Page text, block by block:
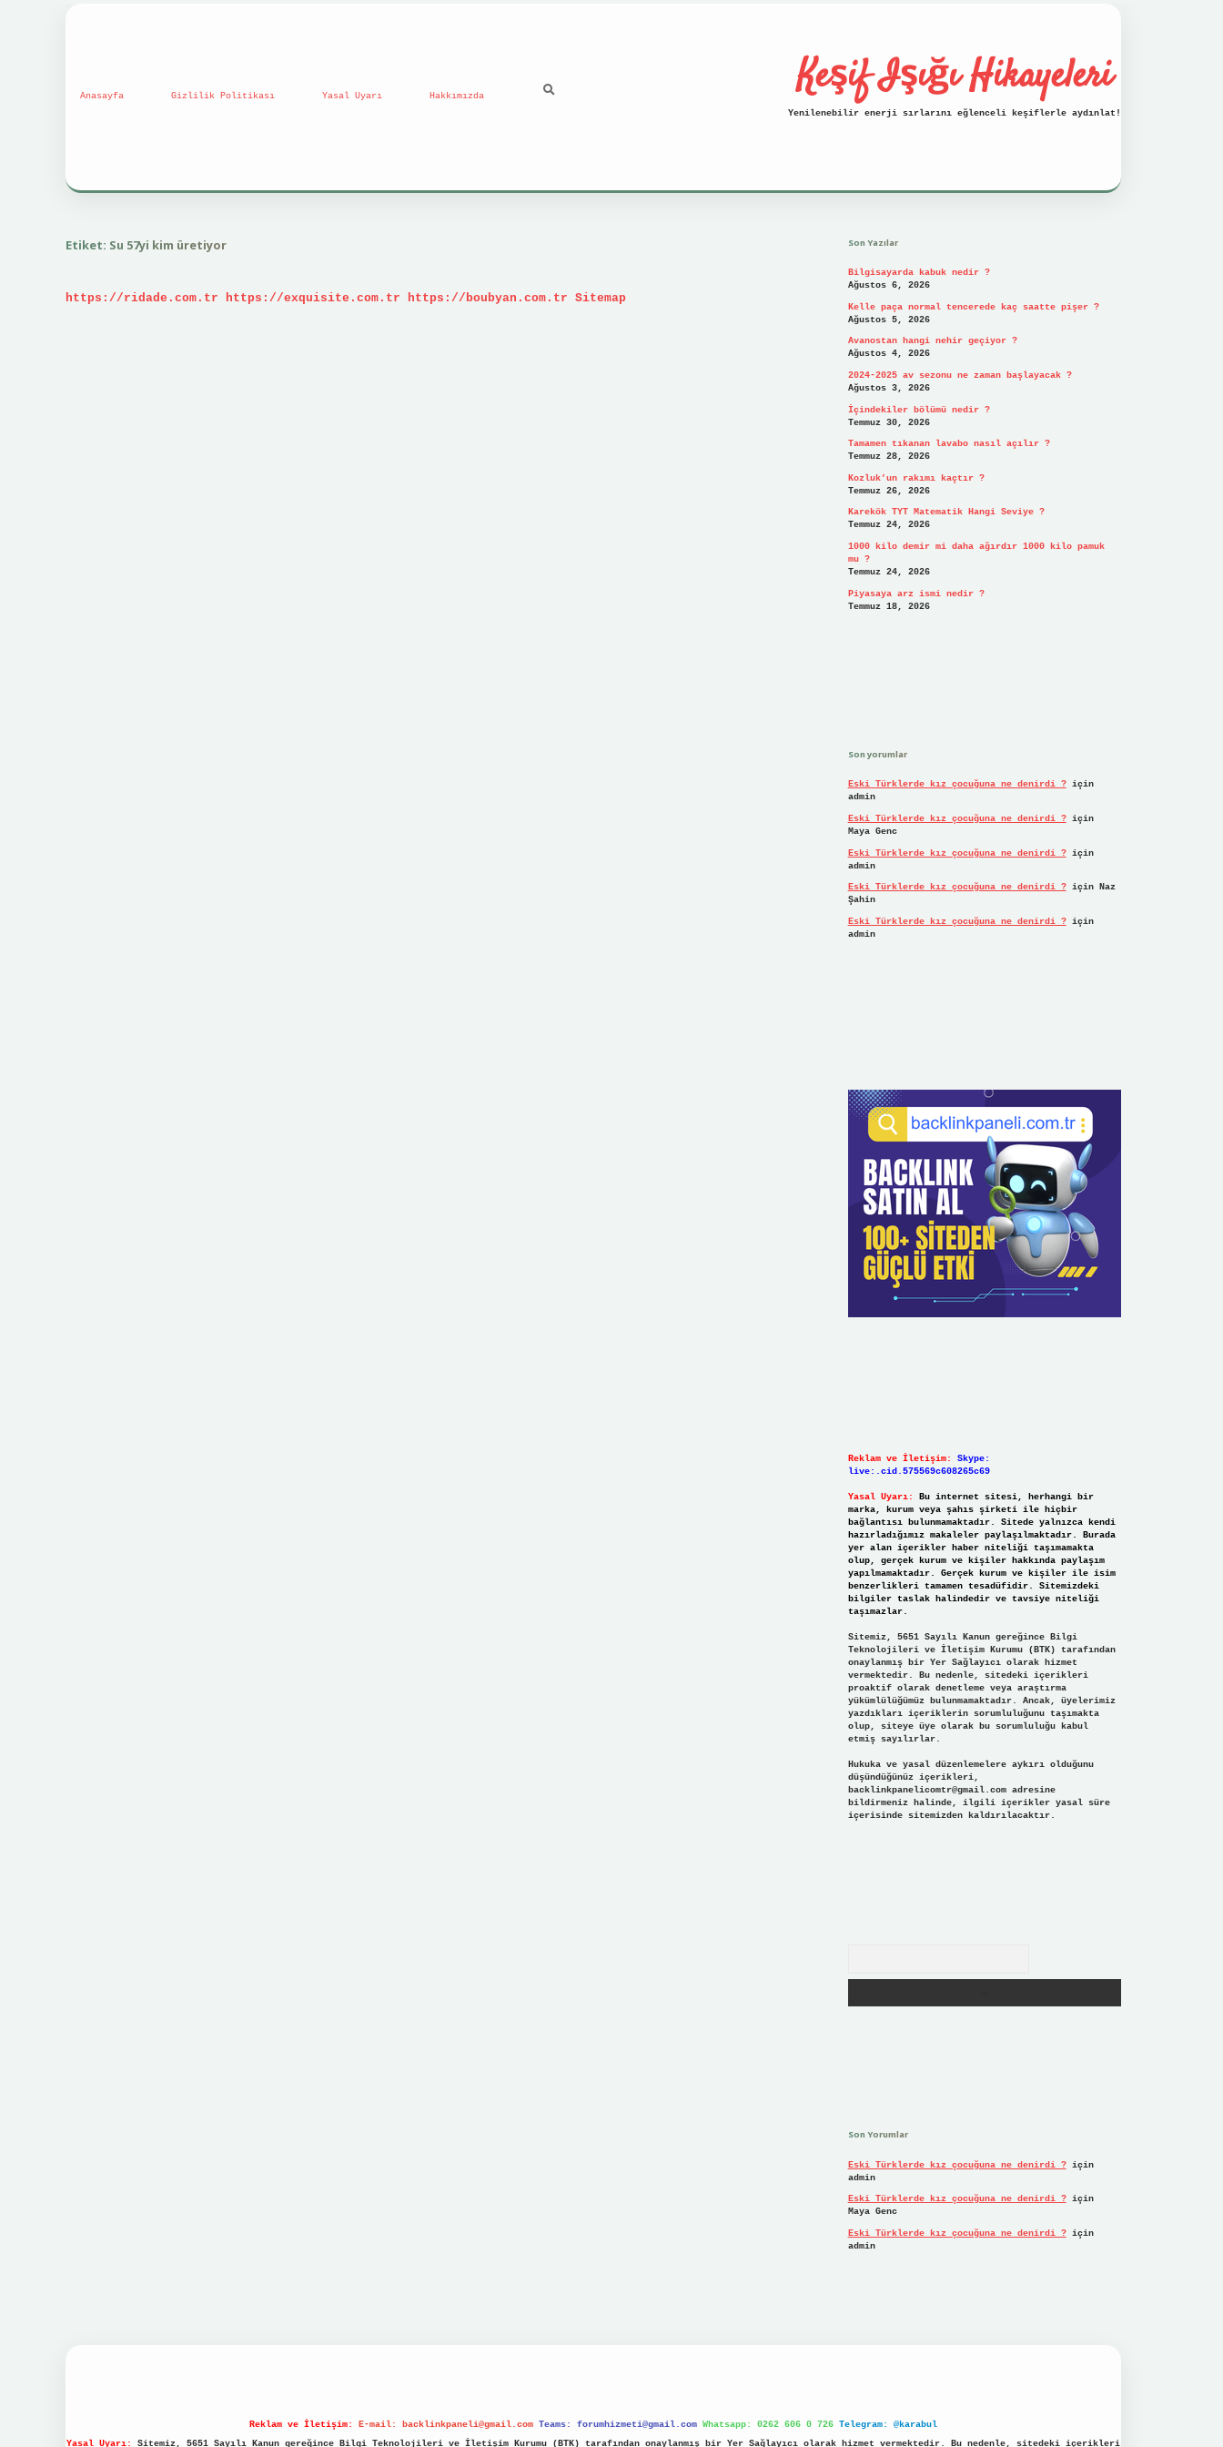
Anasayfa Gizlilik Politikası Yasal Uyarı Hakkımızda Keşif Işığı Hikayeleri
Yenilenebilir enerji sırlarını eğlenceli keşiflerle aydınlat!
Etiket: Su 57yi kim üretiyor
https://ridade.com.tr https://exquisite.com.tr https://boubyan.com.tr Sitemap
Son Yazılar
Bilgisayarda kabuk nedir ?
Ağustos 6, 2026
Kelle paça normal tencerede kaç saatte pişer ?
Ağustos 5, 2026
Avanostan hangi nehir geçiyor ?
Ağustos 4, 2026
2024-2025 av sezonu ne zaman başlayacak ?
Ağustos 3, 2026
İçindekiler bölümü nedir ?
Temmuz 30, 2026
Tamamen tıkanan lavabo nasıl açılır ?
Temmuz 28, 2026
Kozluk’un rakımı kaçtır ?
Temmuz 26, 2026
Karekök TYT Matematik Hangi Seviye ?
Temmuz 24, 2026
1000 kilo demir mi daha ağırdır 1000 kilo pamuk
mu ?
Temmuz 24, 2026
Piyasaya arz ismi nedir ?
Temmuz 18, 2026
Son yorumlar
Eski Türklerde kız çocuğuna ne denirdi ?için
admin
Eski Türklerde kız çocuğuna ne denirdi ?için
Maya Genc
Eski Türklerde kız çocuğuna ne denirdi ?için
admin
Eski Türklerde kız çocuğuna ne denirdi ?için Naz
Şahin
Eski Türklerde kız çocuğuna ne denirdi ?için
admin
Reklam ve İletişim:
Skype:
live:.cid.575569c608265c69
Yasal Uyarı:
Bu internet sitesi, herhangi bir
marka, kurum veya şahıs şirketi ile hiçbir
bağlantısı bulunmamaktadır. Sitede yalnızca kendi
hazırladığımız makaleler paylaşılmaktadır. Burada
yer alan içerikler haber niteliği taşımamakta
olup, gerçek kurum ve kişiler hakkında paylaşım
yapılmamaktadır. Gerçek kurum ve kişiler ile isim
benzerlikleri tamamen tesadüfidir. Sitemizdeki
bilgiler taslak halindedir ve tavsiye niteliği
taşımazlar.
Sitemiz, 5651 Sayılı Kanun gereğince Bilgi
Teknolojileri ve İletişim Kurumu (BTK) tarafından
onaylanmış bir Yer Sağlayıcı olarak hizmet
vermektedir. Bu nedenle, sitedeki içerikleri
proaktif olarak denetleme veya araştırma
yükümlülüğümüz bulunmamaktadır. Ancak, üyelerimiz
yazdıkları içeriklerin sorumluluğunu taşımakta
olup, siteye üye olarak bu sorumluluğu kabul
etmiş sayılırlar.
Hukuka ve yasal düzenlemelere aykırı olduğunu
düşündüğünüz içerikleri,
backlinkpanelicomtr@gmail.comadresine
bildirmeniz halinde, ilgili içerikler yasal süre
içerisinde sitemizden kaldırılacaktır.
Son Yorumlar
Eski Türklerde kız çocuğuna ne denirdi ?için
admin
Eski Türklerde kız çocuğuna ne denirdi ?için
Maya Genc
Eski Türklerde kız çocuğuna ne denirdi ?için
admin
Reklam ve İletişim: E-mail: backlinkpaneli@gmail.com Teams: forumhizmeti@gmail.com Whatsapp: 0262 606 0 726
Telegram: @karabul
Yasal Uyarı:
Sitemiz, 5651 Sayılı Kanun gereğince Bilgi Teknolojileri ve İletişim Kurumu (BTK) tarafından onaylanmış bir Yer Sağlayıcı olarak hizmet vermektedir. Bu nedenle, sitedeki içerikleri